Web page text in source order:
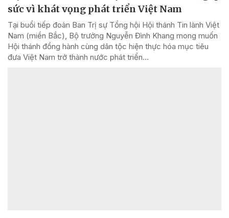
sức vì khát vọng phát triển Việt Nam
Tại buổi tiếp đoàn Ban Trị sự Tổng hội Hội thánh Tin lành Việt
Nam (miền Bắc), Bộ trưởng Nguyễn Đình Khang mong muốn
Hội thánh đồng hành cùng dân tộc hiện thực hóa mục tiêu
đưa Việt Nam trở thành nước phát triển...